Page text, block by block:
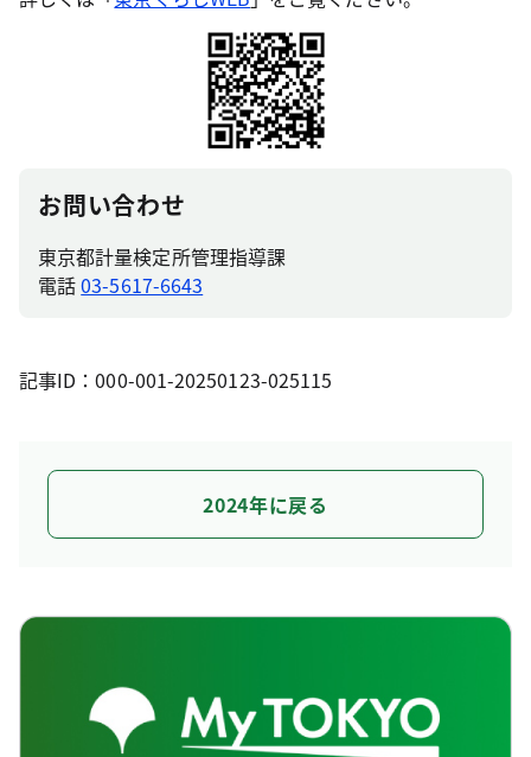
お問い合わせ
東京都計量検定所管理指導課
電話03-5617-6643
記事ID：000-001-20250123-025115
2024年に戻る